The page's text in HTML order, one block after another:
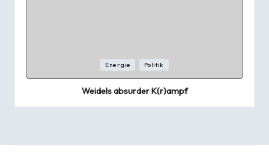
in
Energie Politik
Weidels absurder K(r)ampf